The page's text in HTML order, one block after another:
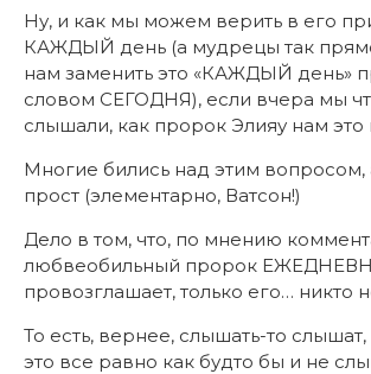
Ну, и как мы можем верить в его
КАЖДЫЙ день (а мудрецы так
нам заменить это «КАЖДЫЙ день»
словом СЕГОДНЯ), если вчера мы
слышали, как пророк Элияу нам это
Многие бились над этим вопросом,
прост (элементарно, Ватсон!)
Дело в том, что, по мнению
любвеобильный пророк
провозглашает, только его… никто
То есть, вернее, слышать-то
это все равно как будто бы и не